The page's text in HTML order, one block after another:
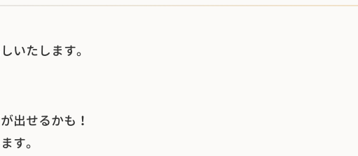
いたします。
出せるかも！
す。